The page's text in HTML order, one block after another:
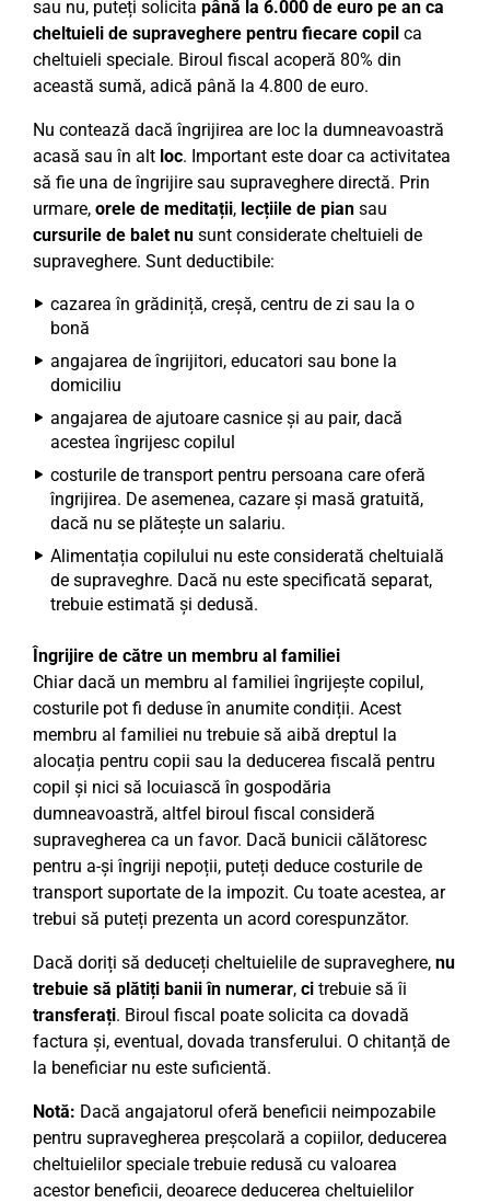
sau nu, puteți solicita până la 6.000 de euro pe an ca
cheltuieli de supraveghere pentru fiecare copil ca
cheltuieli speciale. Biroul fiscal acoperă 80% din
această sumă, adică până la 4.800 de euro.
Nu contează dacă îngrijirea are loc la dumneavoastră
acasă sau în alt loc. Important este doar ca activitatea
să fie una de îngrijire sau supraveghere directă. Prin
urmare, orele de meditații, lecțiile de pian sau
cursurile de balet nu sunt considerate cheltuieli de
supraveghere. Sunt deductibile:
cazarea în grădiniță, creșă, centru de zi sau la o
bonă
angajarea de îngrijitori, educatori sau bone la
domiciliu
angajarea de ajutoare casnice și au pair, dacă
acestea îngrijesc copilul
costurile de transport pentru persoana care oferă
îngrijirea. De asemenea, cazare și masă gratuită,
dacă nu se plătește un salariu.
Alimentația copilului nu este considerată cheltuială
de supraveghre. Dacă nu este specificată separat,
trebuie estimată și dedusă.
Îngrijire de către un membru al familiei
Chiar dacă un membru al familiei îngrijește copilul,
costurile pot fi deduse în anumite condiții. Acest
membru al familiei nu trebuie să aibă dreptul la
alocația pentru copii sau la deducerea fiscală pentru
copil și nici să locuiască în gospodăria
dumneavoastră, altfel biroul fiscal consideră
supravegherea ca un favor. Dacă bunicii călătoresc
pentru a-și îngriji nepoții, puteți deduce costurile de
transport suportate de la impozit. Cu toate acestea, ar
trebui să puteți prezenta un acord corespunzător.
Dacă doriți să deduceți cheltuielile de supraveghere, nu
trebuie să plătiți banii în numerar, ci trebuie să îi
transferați. Biroul fiscal poate solicita ca dovadă
factura și, eventual, dovada transferului. O chitanță de
la beneficiar nu este suficientă.
Notă: Dacă angajatorul oferă beneficii neimpozabile
pentru supravegherea preșcolară a copiilor, deducerea
cheltuielilor speciale trebuie redusă cu valoarea
acestor beneficii, deoarece deducerea cheltuielilor